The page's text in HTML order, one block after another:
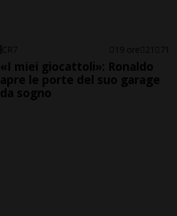
CR7 19 ore 21 71
«I miei giocattoli»: Ronaldo
apre le porte del suo garage
da sogno